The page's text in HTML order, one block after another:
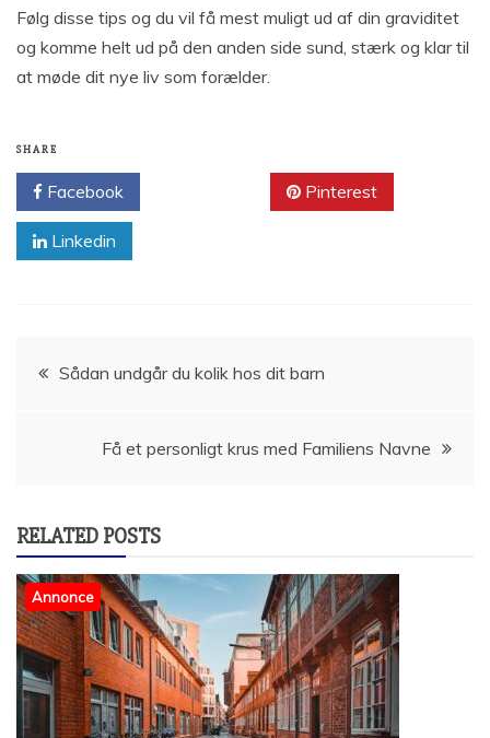
Følg disse tips og du vil få mest muligt ud af din graviditet
og komme helt ud på den anden side sund, stærk og klar til
at møde dit nye liv som forælder.
SHARE
Facebook Pinterest
Linkedin
Indlægsnavigation
Sådan undgår du kolik hos dit barn
Få et personligt krus med Familiens Navne
RELATED POSTS
Annonce